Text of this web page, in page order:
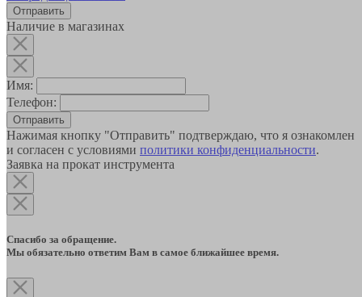
Наличие в магазинах
Имя:
Телефон:
Отправить
Нажимая кнопку "Отправить" подтверждаю, что я ознакомлен
и согласен с условиями политики конфиденциальности.
Заявка на прокат инструмента
Спасибо за обращение.
Мы обязательно ответим Вам в самое ближайшее время.